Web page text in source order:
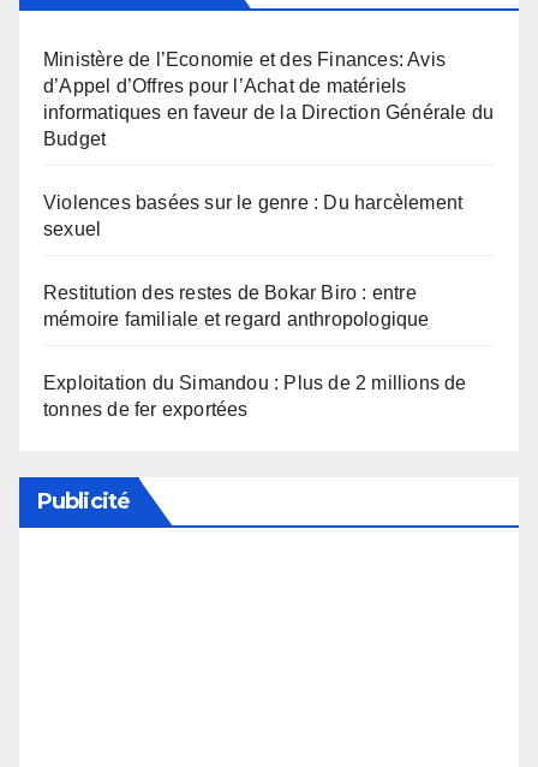
Ministère de l’Economie et des Finances: Avis
d’Appel d’Offres pour l’Achat de matériels
informatiques en faveur de la Direction Générale du
Budget
Violences basées sur le genre : Du harcèlement
sexuel
Restitution des restes de Bokar Biro : entre
mémoire familiale et regard anthropologique
Exploitation du Simandou : Plus de 2 millions de
tonnes de fer exportées
Publicité